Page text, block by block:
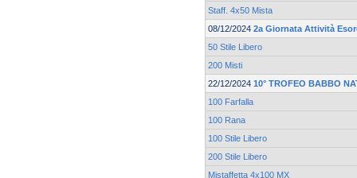
Staff. 4x50 Mista
08/12/2024 2a Giornata Attività
50 Stile Libero
200 Misti
22/12/2024 10° TROFEO BABBO
100 Farfalla
100 Rana
100 Stile Libero
200 Stile Libero
Mistaffetta 4x100 MX